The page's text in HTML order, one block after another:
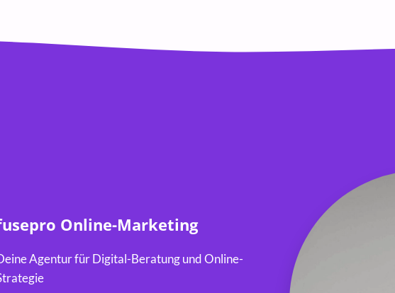
Online-Marketing
Agentur für Digital-Beratung und Online-